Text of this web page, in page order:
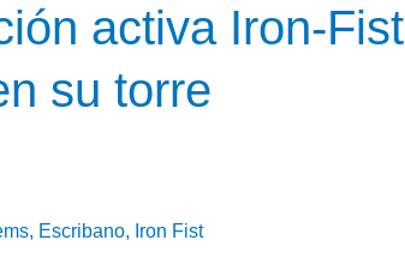
activa Iron-Fist
su torre
, Escribano, Iron Fist